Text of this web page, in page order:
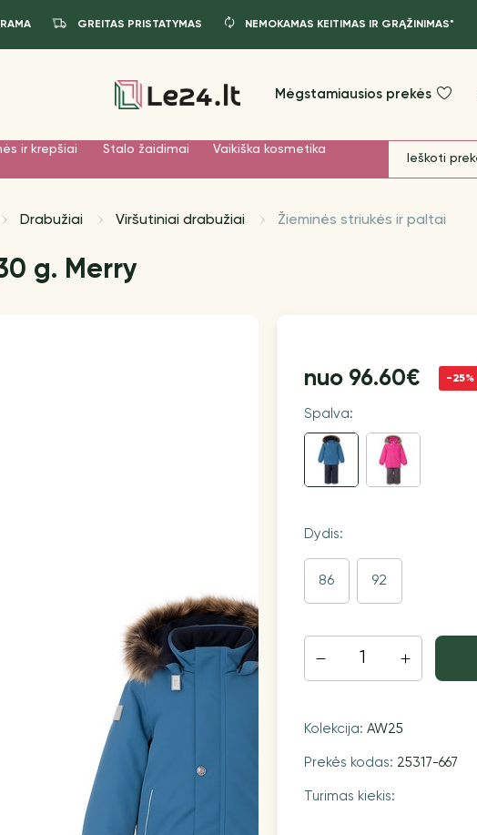
GREITAS PRISTATYMAS NEMOKAMAS KEITIMAS IR GRĄŽINIMAS*
Mėgstamiausios prekės
ir krepšiai Stalo žaidimai
Vaikiška kosmetika
Drabužiai Viršutiniai drabužiai Žieminės striukės ir paltai
g. Merry
nuo 96.60€ -25%
Spalva:
Dydis:
86 92
Kolekcija: AW25
Prekės kodas: 25317-667
Turimas kiekis: